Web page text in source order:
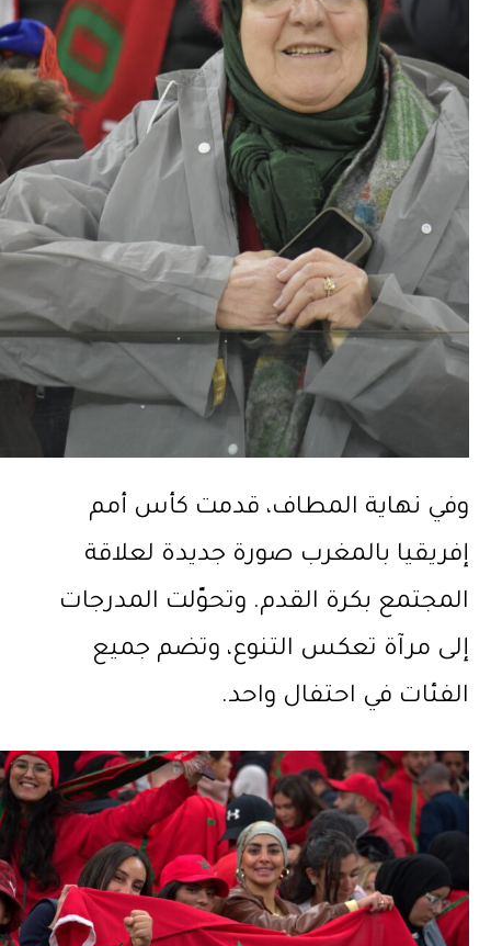
وفي نهاية المطاف، قدمت كأس أمم
إفريقيا بالمغرب صورة جديدة لعلاقة
المجتمع بكرة القدم. وتحوّلت المدرجات
إلى مرآة تعكس التنوع، وتضم جميع
الفئات في احتفال واحد.